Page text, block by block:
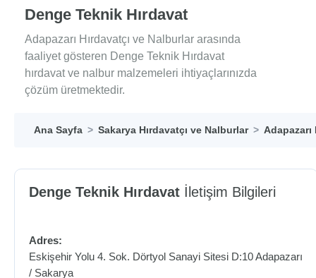
Denge Teknik Hırdavat
Adapazarı Hırdavatçı ve Nalburlar arasında
faaliyet gösteren Denge Teknik Hırdavat
hırdavat ve nalbur malzemeleri ihtiyaçlarınızda
çözüm üretmektedir.
Ana Sayfa Sakarya Hırdavatçı ve Nalburlar Adapazarı
Denge Teknik Hırdavat İletişim Bilgileri
Adres:
Eskişehir Yolu 4. Sok. Dörtyol Sanayi Sitesi D:10Adapazarı
/ Sakarya